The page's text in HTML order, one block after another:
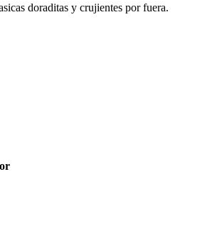
doraditas y crujientes por fuera.